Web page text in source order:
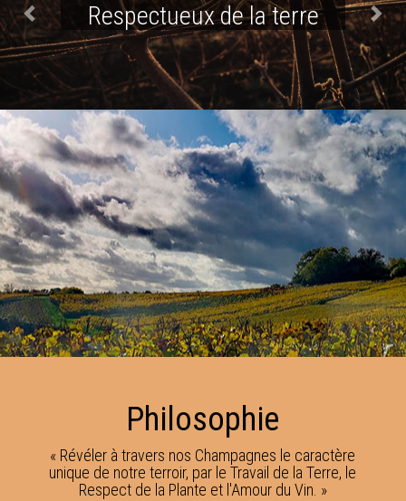
Respectueux de la terre
Philosophie
« Révéler à travers nos Champagnes le caractère
unique de notre terroir, par le Travail de la Terre, le
Respect de la Plante et l'Amour du Vin. »